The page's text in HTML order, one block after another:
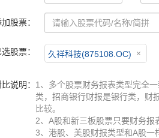
股票：
股票： 久祥科技(875108.OC)
说明： 1、多个股票财务报表类型完全
类，招商银行财报是银行类，财
比较。
2、A股和新三板股票只要财务报
3、港股、美股财报类型和A股一